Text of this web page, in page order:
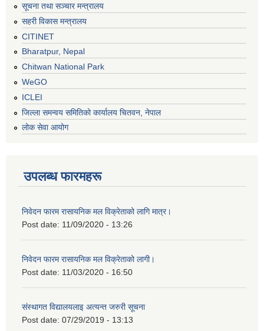
सूचना तथा सञ्चार मन्त्रालय
सहरी विकास मन्त्रालय
CITINET
Bharatpur, Nepal
Chitwan National Park
WeGO
ICLEI
जिल्ला समन्वय समितिको कार्यालय चितवन, नेपाल
लोक सेवा आयोग
उपलब्ध फारमहरू
निवेदन फारम रासायनिक मल विक्रेताको लागि मात्र।
Post date: 11/09/2020 - 13:26
निवेदन फारम रासायनिक मल विक्रेताको लागी।
Post date: 11/03/2020 - 16:50
संस्थागत विद्यालयलाइ अत्यन्त जरुरी सूचना
Post date: 07/29/2019 - 13:13